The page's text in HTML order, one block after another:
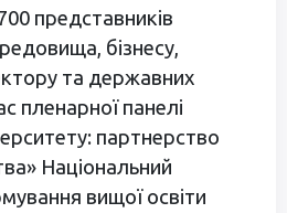
представників
бізнесу,
та державних
пленарної панелі
партнерство
Національний
вищої освіти